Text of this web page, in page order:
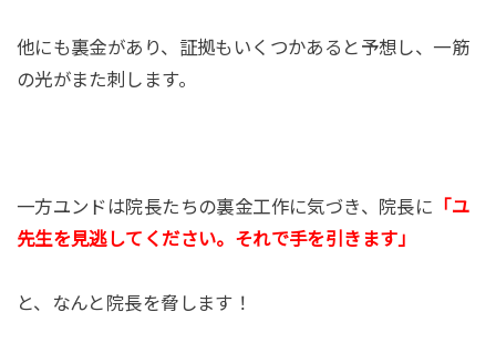
他にも裏金があり、証拠もいくつかあると予想し、一筋
の光がまた刺します。
一方ユンドは院長たちの裏金工作に気づき、院長に 「ユ
先生を見逃してください。それで手を引きます」
と、なんと院長を脅します！